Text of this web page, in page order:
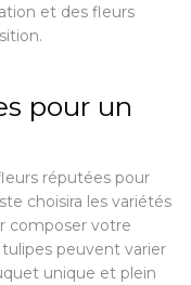
et des fleurs
pour un
réputées pour
choisira les variétés
composer votre
tulipes peuvent varier
unique et plein